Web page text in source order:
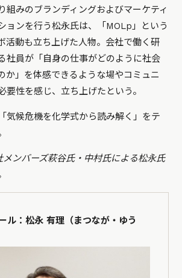
組みのブランディングおよびマーケティ
ョンを行う松永氏は、「MOLp」という
活動も立ち上げた人物。会社で働く研
社員が「自身の仕事がどのように社会
か」を体感できるような場やコミュニ
要性を感じ、立ち上げたという。
気候危機を化学式から読み解く」をテ
ンバーズ萩谷氏・中村氏による松永氏
ル：松永 有理（まつなが・ゆう